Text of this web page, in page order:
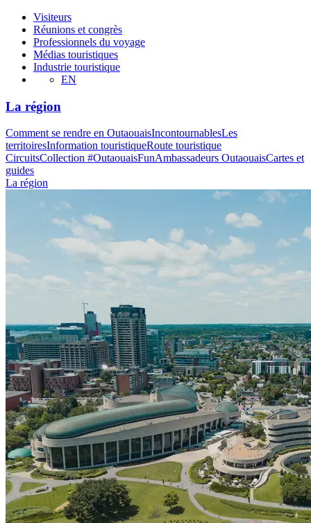
Visiteurs
Réunions et congrès
Professionnels du voyage
Médias touristiques
Industrie touristique
EN
La région
Comment se rendre en OutaouaisIncontournablesLes
territoiresInformation touristiqueRoute touristique
CircuitsCollection #OutaouaisFunAmbassadeurs OutaouaisCartes et
guides
La région